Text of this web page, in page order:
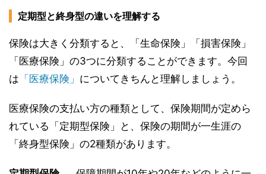
定期型と終身型の違いを理解する
保険は大きく分類すると、「生命保険」「損害保険」
「医療保険」の3つに分類することができます。今回
は 「医療保険」 についてきちんと理解しましょう。
医療保険の支払い方の種類として、保険期間が定めら
れている「定期型保険」と、保険の期間が一生涯の
「終身型保険」の2種類があります。